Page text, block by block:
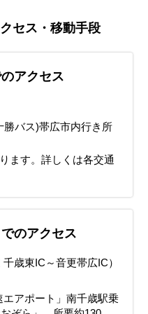
セス・移動手段
アクセス
バス)帯広市内行き所
ます。詳しくは各交通
のアクセス
歳東IC～音更帯広IC）
アポート」南千歳駅乗